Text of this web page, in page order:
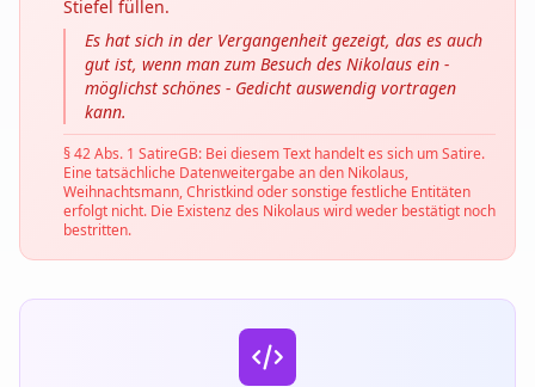
Stiefel füllen.
Es hat sich in der Vergangenheit gezeigt, das es auch
gut ist, wenn man zum Besuch des Nikolaus ein -
möglichst schönes - Gedicht auswendig vortragen
kann.
§ 42 Abs. 1 SatireGB: Bei diesem Text handelt es sich um Satire.
Eine tatsächliche Datenweitergabe an den Nikolaus,
Weihnachtsmann, Christkind oder sonstige festliche Entitäten
erfolgt nicht. Die Existenz des Nikolaus wird weder bestätigt noch
bestritten.